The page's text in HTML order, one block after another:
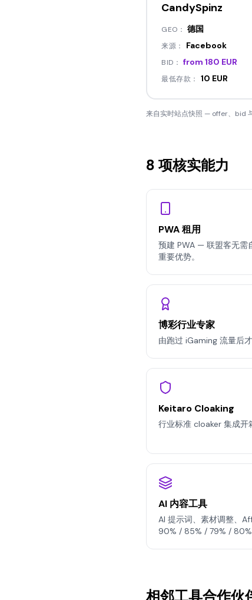
CandySpinz
GEO： 德国
来源： Facebook
BID： from 180 EUR
最低存款： 10 EUR
来自实时站点快照 — offer、bid
8 项核实能力
PWA 租用
预建 PWA — 联盟客无需
重要优势。
博彩行业专家
由跑过 iGaming 流量后
Keitaro Cloaking
行业标准 cloaker 集成开
AI 内容工具
AI 提示词、素材调整、
90% / 85% / 79% / 80%
相邻工具合作伙